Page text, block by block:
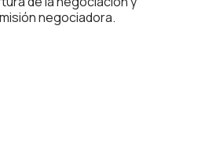
negociadora.